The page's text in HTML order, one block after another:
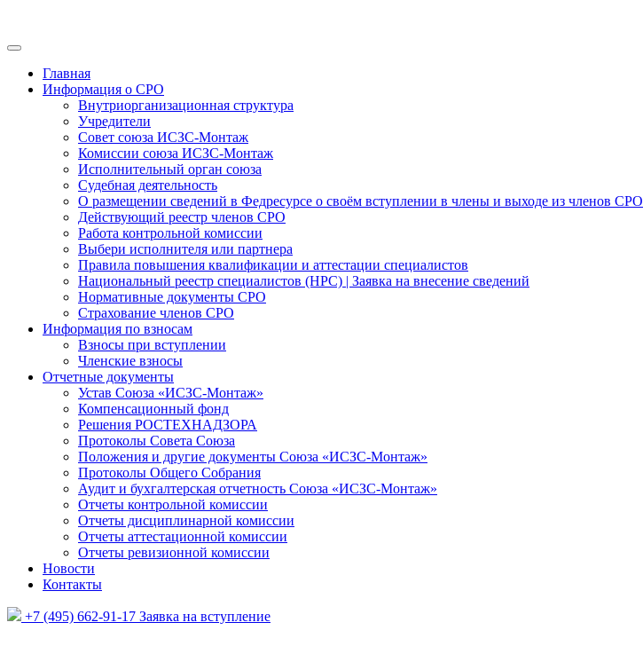
Главная
Информация о СРО
Внутриорганизационная структура
Учредители
Совет союза ИСЗС-Монтаж
Комиссии союза ИСЗС-Монтаж
Исполнительный орган союза
Судебная деятельность
О размещении сведений в Федресурсе о своём вступлении в члены и выходе из членов СРО
Действующий реестр членов СРО
Работа контрольной комиссии
Выбери исполнителя или партнера
Правила повышения квалификации и аттестации специалистов
Национальный реестр специалистов (НРС) | Заявка на внесение сведений
Нормативные документы СРО
Страхование членов СРО
Информация по взносам
Взносы при вступлении
Членские взносы
Отчетные документы
Устав Союза «ИСЗС-Монтаж»
Компенсационный фонд
Решения РОСТЕХНАДЗОРА
Протоколы Совета Союза
Положения и другие документы Союза «ИСЗС-Монтаж»
Протоколы Общего Собрания
Аудит и бухгалтерская отчетность Союза «ИСЗС-Монтаж»
Отчеты контрольной комиссии
Отчеты дисциплинарной комиссии
Отчеты аттестационной комиссии
Отчеты ревизионной комиссии
Новости
Контакты
+7 (495) 662-91-17 Заявка на вступление